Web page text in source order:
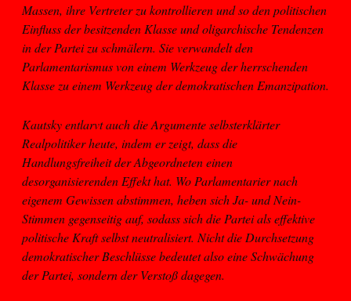
Massen, ihre Vertreter zu kontrollieren und so den politischen
Einfluss der besitzenden Klasse und oligarchische Tendenzen
in der Partei zu schmälern. Sie verwandelt den
Parlamentarismus von einem Werkzeug der herrschenden
Klasse zu einem Werkzeug der demokratischen Emanzipation.
Kautsky entlarvt auch die Argumente selbsterklärter
Realpolitiker heute, indem er zeigt, dass die
Handlungsfreiheit der Abgeordneten einen
desorganisierenden Effekt hat. Wo Parlamentarier nach
eigenem Gewissen abstimmen, heben sich Ja- und Nein-
Stimmen gegenseitig auf, sodass sich die Partei als effektive
politische Kraft selbst neutralisiert. Nicht die Durchsetzung
demokratischer Beschlüsse bedeutet also eine Schwächung
der Partei, sondern der Verstoß dagegen.